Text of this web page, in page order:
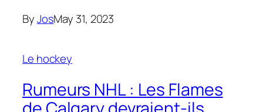
ByJosMay 31, 2023
Le hockey
Rumeurs NHL : Les Flames